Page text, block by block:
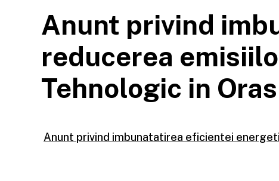
Anunt privind
reducerea
Tehnologic in
Anunt privind imbunatatirea eficientei